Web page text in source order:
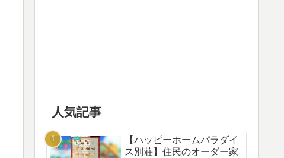
人気記事
【ハッピーホームパラダイ
ス別荘】住民のオーダー家